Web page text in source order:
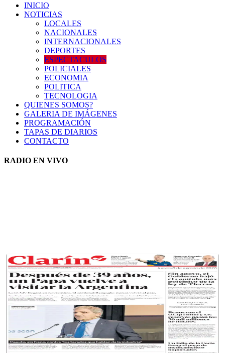
INICIO
NOTICIAS
LOCALES
NACIONALES
INTERNACIONALES
DEPORTES
ESPECTACULOS
POLICIALES
ECONOMIA
POLITICA
TECNOLOGIA
QUIENES SOMOS?
GALERIA DE IMÁGENES
PROGRAMACIÓN
TAPAS DE DIARIOS
CONTACTO
RADIO EN VIVO